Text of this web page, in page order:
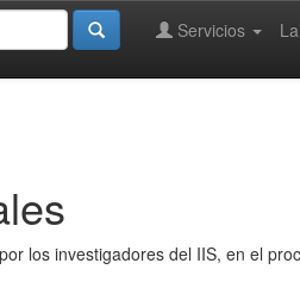
Servicios
los investigadores del IIS, en el